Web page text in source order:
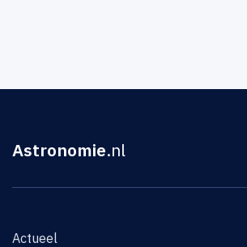
Astronomie.nl
Actueel